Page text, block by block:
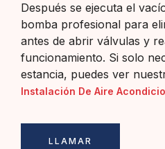
Después se ejecuta el
bomba profesional para
antes de abrir válvulas y
funcionamiento. Si solo
estancia, puedes ver
Instalación De Aire
LLAMAR